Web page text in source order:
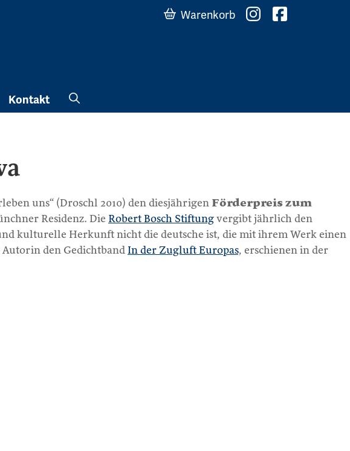
Kontakt
Warenkorb
uns“ (Droschl 2010) den diesjährigen Förderpreis zum
Residenz. Die Robert Bosch Stiftung vergibt jährlich den
kulturelle Herkunft nicht die deutsche ist, die mit ihrem Werk einen
den Gedichtband In der Zugluft Europas, erschienen in der